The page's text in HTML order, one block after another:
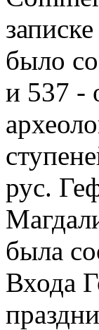
было
и 537 -
рус.
была
Входа